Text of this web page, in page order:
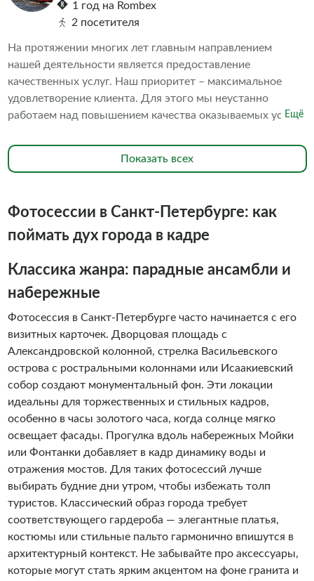
1 год на Rombex
2 посетителя
На протяжении многих лет главным направлением
нашей деятельности является предоставление
качественных услуг. Наш приоритет – максимальное
удовлетворение клиента. Для этого мы неустанно
работаем над повышением качества оказываемых услуг.
состояние наших судов. В исправности содержатся
средства безопасности. Наш персонал обладает высокой
безопасным. Мы знаем, что речные прогулки - это
незабываемое развлечение, которое сильно отличается
недоступными ранее видами на достопримечательности
города с воды. Мы знаем, что речные прогулки - это
незабываемое удовольствие, поэтому водные прогулки с
командой «Алые паруса» обязан себе позволить каждый
гость Санкт- Петербурга. И, конечно, каждый житель
города должен периодически баловать себя ими. Добро
пожаловать на борт!
Ещё
Показать всех
Фотосессии в Санкт-Петербурге: как
поймать дух города в кадре
Классика жанра: парадные ансамбли и
набережные
Фотосессия в Санкт-Петербурге часто начинается с его
визитных карточек. Дворцовая площадь с
Александровской колонной, стрелка Васильевского
острова с ростральными колоннами или Исаакиевский
собор создают монументальный фон. Эти локации
идеальны для торжественных и стильных кадров,
особенно в часы золотого часа, когда солнце мягко
освещает фасады. Прогулка вдоль набережных Мойки
или Фонтанки добавляет в кадр динамику воды и
отражения мостов. Для таких фотосессий лучше
выбирать будние дни утром, чтобы избежать толп
туристов. Классический образ города требует
соответствующего гардероба — элегантные платья,
костюмы или стильные пальто гармонично впишутся в
архитектурный контекст. Не забывайте про аксессуары,
которые могут стать ярким акцентом на фоне гранита и